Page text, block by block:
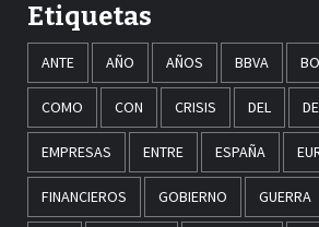
Etiquetas
ANTE AÑO AÑOS BBVA
COMO CON CRISIS DEL
EMPRESAS ENTRE ESPAÑA
FINANCIEROS GOBIERNO GUERRA